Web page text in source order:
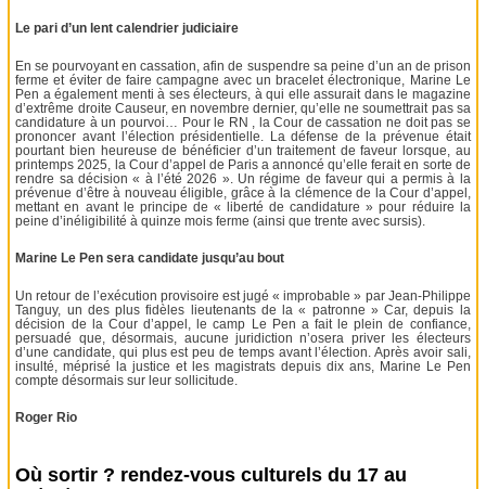
Le pari d’un lent calendrier judiciaire
En se pourvoyant en cassation, afin de suspendre sa peine d’un an de prison
ferme et éviter de faire campagne avec un bracelet électronique, Marine Le
Pen a également menti à ses électeurs, à qui elle assurait dans le magazine
d’extrême droite Causeur, en novembre dernier, qu’elle ne soumettrait pas sa
candidature à un pourvoi… Pour le RN , la Cour de cassation ne doit pas se
prononcer avant l’élection présidentielle. La défense de la prévenue était
pourtant bien heureuse de bénéficier d’un traitement de faveur lorsque, au
printemps 2025, la Cour d’appel de Paris a annoncé qu’elle ferait en sorte de
rendre sa décision « à l’été 2026 ». Un régime de faveur qui a permis à la
prévenue d’être à nouveau éligible, grâce à la clémence de la Cour d’appel,
mettant en avant le principe de « liberté de candidature » pour réduire la
peine d’inéligibilité à quinze mois ferme (ainsi que trente avec sursis).
Marine Le Pen sera candidate jusqu’au bout
Un retour de l’exécution provisoire est jugé « improbable » par Jean-Philippe
Tanguy, un des plus fidèles lieutenants de la « patronne » Car, depuis la
décision de la Cour d’appel, le camp Le Pen a fait le plein de confiance,
persuadé que, désormais, aucune juridiction n’osera priver les électeurs
d’une candidate, qui plus est peu de temps avant l’élection. Après avoir sali,
insulté, méprisé la justice et les magistrats depuis dix ans, Marine Le Pen
compte désormais sur leur sollicitude.
Roger Rio
Où sortir ? rendez-vous culturels du 17 au